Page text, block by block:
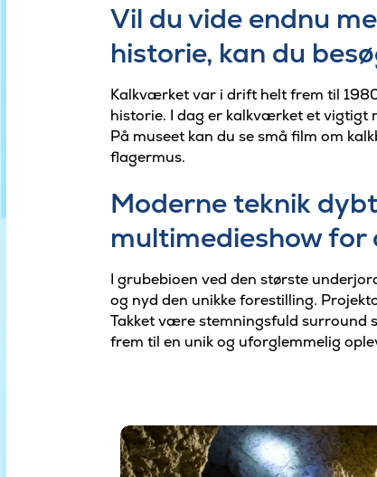
Vil du vide endnu
historie, kan du
Kalkværket var i drift helt frem til
historie. I dag er kalkværket et vigtigt
På museet kan du se små film om
flagermus.
Moderne teknik
multimedieshow for
I grubebioen ved den største
og nyd den unikke forestilling.
Takket være stemningsfuld surround
frem til en unik og uforglemmelig